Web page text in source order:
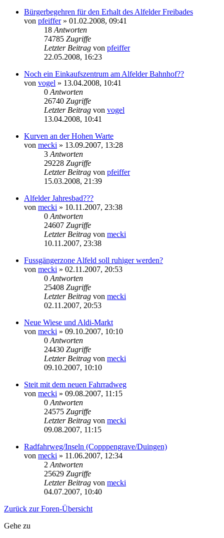
Bürgerbegehren für den Erhalt des Alfelder Freibades
von pfeiffer» 01.02.2008, 09:41
18 Antworten
74785 Zugriffe
Letzter Beitrag von pfeiffer
22.05.2008, 16:23
Noch ein Einkaufszentrum am Alfelder Bahnhof??
von vogel » 13.04.2008, 10:41
0 Antworten
26740 Zugriffe
Letzter Beitrag von vogel
13.04.2008, 10:41
Kurven an der Hohen Warte
von mecki » 13.09.2007, 13:28
3 Antworten
29228 Zugriffe
Letzter Beitrag von pfeiffer
15.03.2008, 21:39
Alfelder Jahresbad???
von mecki » 10.11.2007, 23:38
0 Antworten
24607 Zugriffe
Letzter Beitrag von mecki
10.11.2007, 23:38
Fussgängerzone Alfeld soll ruhiger werden?
von mecki » 02.11.2007, 20:53
0 Antworten
25408 Zugriffe
Letzter Beitrag von mecki
02.11.2007, 20:53
Neue Wiese und Aldi-Markt
von mecki » 09.10.2007, 10:10
0 Antworten
24430 Zugriffe
Letzter Beitrag von mecki
09.10.2007, 10:10
Steit mit dem neuen Fahrradweg
von mecki » 09.08.2007, 11:15
0 Antworten
24575 Zugriffe
Letzter Beitrag von mecki
09.08.2007, 11:15
Radfahrweg/Inseln (Copppengrave/Duingen)
von mecki » 11.06.2007, 12:34
2 Antworten
25629 Zugriffe
Letzter Beitrag von mecki
04.07.2007, 10:40
Zurück zur Foren-Übersicht
Gehe zu